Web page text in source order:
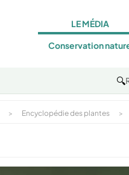
LE MÉDIA
Conservation
🔍
> Encyclopédie des plantes >